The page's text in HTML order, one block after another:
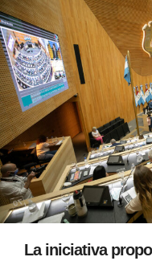
La iniciativa